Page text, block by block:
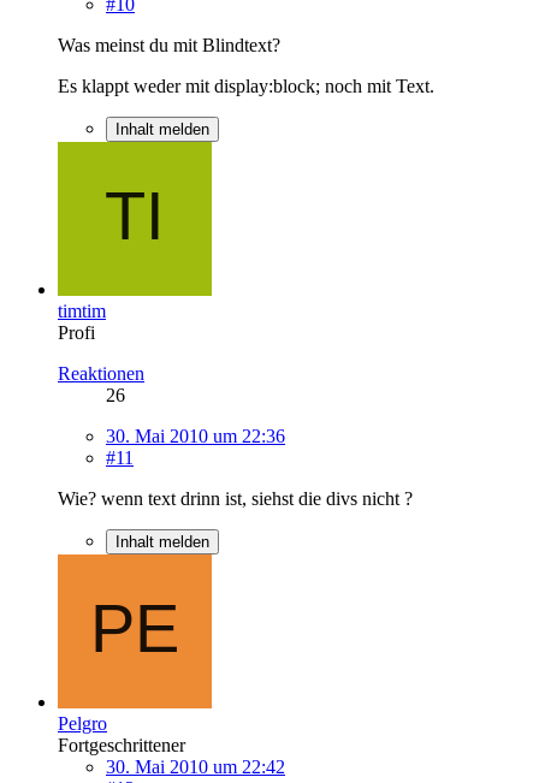
Was meinst du mit Blindtext?
Es klappt weder mit display:block; noch mit Text.
Inhalt melden
timtim
Profi
Reaktionen
26
30. Mai 2010 um 22:36
#11
Wie? wenn text drinn ist, siehst die divs nicht ?
Inhalt melden
Pelgro
Fortgeschrittener
30. Mai 2010 um 22:42